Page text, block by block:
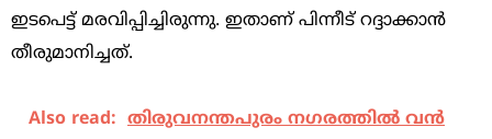
ഇടപെട്ട് മരവിപ്പിച്ചിരുന്നു. ഇതാണ് പിന്നീട് റദ്ദാക്കാന്‍
തീരുമാനിച്ചത്.
Also read: തിരുവനന്തപുരം നഗരത്തില്‍ വന്‍